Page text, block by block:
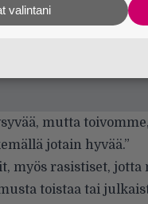
mutta
jotain hyvää.”
myös rasistiset, jotta
toistaa tai
valintani